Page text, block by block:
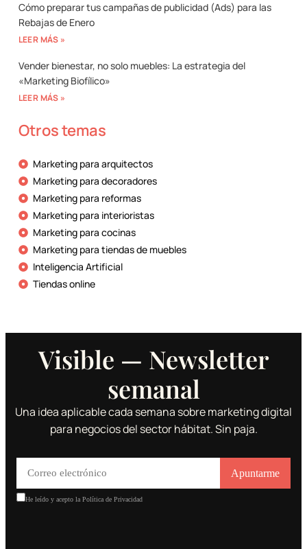
Cómo preparar tus campañas de publicidad (Ads) para las
Rebajas de Enero
LEER MÁS »
Vender bienestar, no solo muebles: La estrategia del
«Marketing Biofílico»
LEER MÁS »
Otros temas
Marketing para arquitectos
Marketing para decoradores
Marketing para reformas
Marketing para interioristas
Marketing para cocinas
Marketing para tiendas de muebles
Inteligencia Artificial
Tiendas online
Visible — Newsletter
semanal
Una idea aplicable cada semana sobre marketing digital
para negocios del sector hábitat. Sin paja.